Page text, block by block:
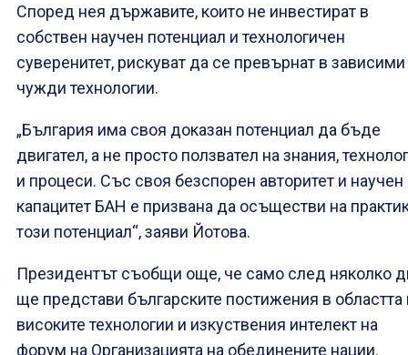
Според нея държавите, които не инвестират в
собствен научен потенциал и технологичен
суверенитет, рискуват да се превърнат в зависими
чужди технологии.
„България има своя доказан потенциал да бъде
двигател, а не просто ползвател на знания,
и процеси. Със своя безспорен авторитет и научен
капацитет БАН е призвана да осъществи на
този потенциал“, заяви Йотова.
Президентът съобщи още, че само след няколко
ще представи българските постижения в областта
високите технологии и изкуствения интелект на
форум на Организацията на обединените нации.